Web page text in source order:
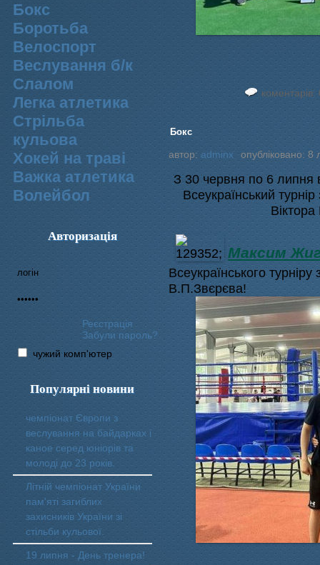
Бокс
Боротьба
Велоспорт
Веслування б/к
Cлалом
Легка атлетика
Стрільба
кульова
Хокей на траві
Важка атлетика
Волейбол
Авторизація
Реєстрація
Забули пароль?
чужий комп'ютер
Популярні новини
чемпіонат Європи з
веслування на байдарках і
каное серед юніорів та
молоді до 23 років.
Літній чемпіонат України
пам'яті загиблих
захисників України зі
стільби кульової.
19 липня - День тренера!
коментарів:
Бокс
автор: adminx опубліковано: 8
З 30 червня по 6 липня
Всеукраїнський
Максим
Всеукраїнського турніру
В.П.Звєрєва!